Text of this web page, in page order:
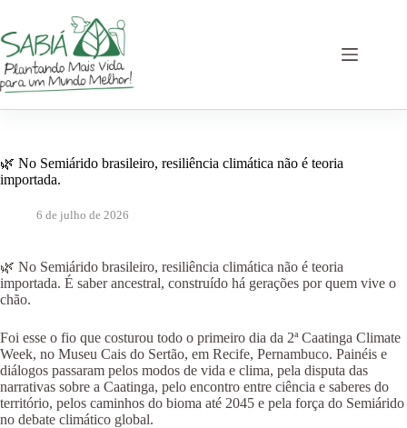
o
conteúdo
🌿 No Semiárido brasileiro, resiliência climática não é teoria
importada.
6 de julho de 2026
🌿 No Semiárido brasileiro, resiliência climática não é teoria
importada. É saber ancestral, construído há gerações por quem vive o
chão.
Foi esse o fio que costurou todo o primeiro dia da 2ª Caatinga Climate
Week, no Museu Cais do Sertão, em Recife, Pernambuco. Painéis e
diálogos passaram pelos modos de vida e clima, pela disputa das
narrativas sobre a Caatinga, pelo encontro entre ciência e saberes do
território, pelos caminhos do bioma até 2045 e pela força do Semiárido
no debate climático global.